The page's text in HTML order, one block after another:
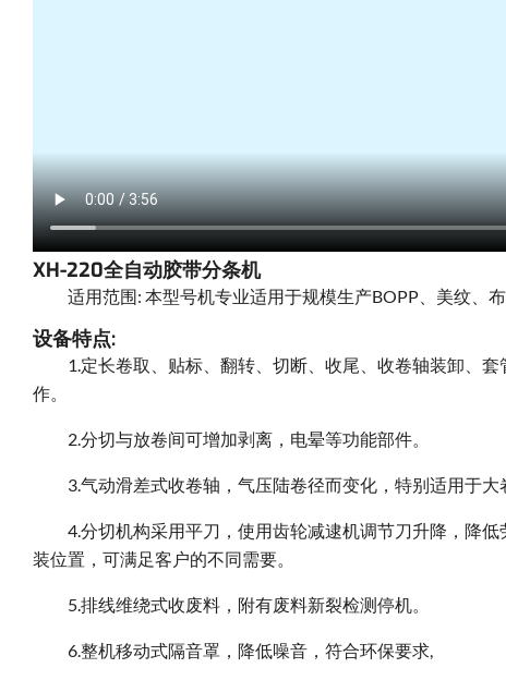
XH-220全自动胶带分条机
适用范围: 本型号机专业适用于规模生产BOPP、美纹、布
设备特点:
1.定长卷取、贴标、翻转、切断、收尾、收卷轴装卸、
作。
2.分切与放卷间可增加剥离，电晕等功能部件。
3.气动滑差式收卷轴，气压陆卷径而变化，特别适用于大
4.分切机构采用平刀，使用齿轮减逮机调节刀升降，降
装位置，可满足客户的不同需要。
5.排线维绕式收废料，附有废料新裂检测停机。
6.整机移动式隔音罩，降低噪音，符合环保要求,